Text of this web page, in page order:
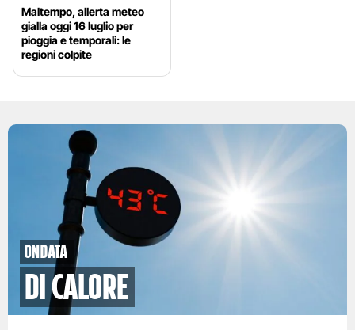
Maltempo, allerta meteo
gialla oggi 16 luglio per
pioggia e temporali: le
regioni colpite
ondata
di calore